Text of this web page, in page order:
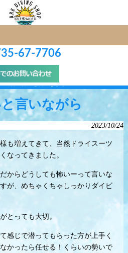
67-7706
> 怖い怖いと言いながら
言いながら
2023/10/24
も増えてきて、当然ドライスーツ
なってきました。
からどうしても怖いーって言いな
が、めちゃくちゃしっかりダイビ
とっても大切。
感じで潜ってもらった方が上手く
かったら任せる！くらいの勢いで